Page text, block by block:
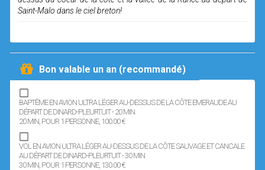
Saint-Malo dans le ciel breton!
Bon valable un an (recommandé)
BAPTÊME EN AVION ULTRA LÉGER AU-DESSUS DE LA CÔTE EMERAUDE AU
DÉPART DE DINARD-PLEURTUIT - 20 MIN
20 MIN, POUR 1 PERSONNE, 100.00 €
VOL EN AVION ULTRA LÉGER AU-DESSUS DE LA CÔTE SAUVAGE ET CANCALE
AU DÉPART DE DINARD-PLEURTUIT - 30 MIN
30 MIN, POUR 1 PERSONNE, 130.00 €